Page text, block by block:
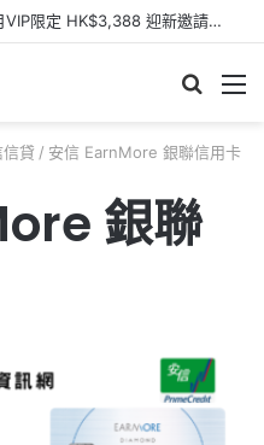
【老虎證券開戶優惠2026】8月VIP限定 HK$3,388 迎新邀請碼【KQQXXB】- Tiger Brokers 迎新優惠
Search
貸 / 安信 EarnMore 銀聯信用卡
銀聯